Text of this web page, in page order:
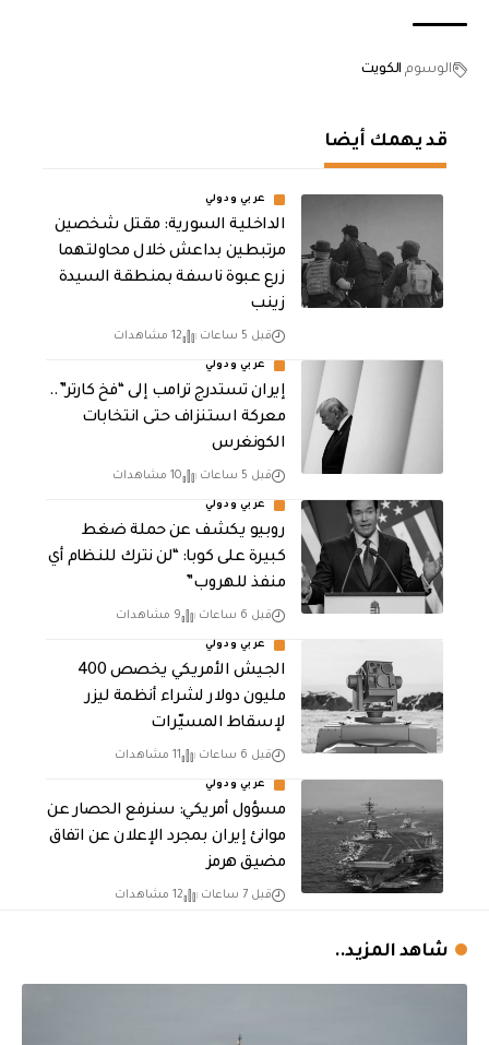
الوسوم الكويت
قد يهمك أيضا
عربي ودولي
الداخلية السورية: مقتل شخصين
مرتبطين بداعش خلال محاولتهما
زرع عبوة ناسفة بمنطقة السيدة
زينب
قبل 5 ساعات 12 مشاهدات
عربي ودولي
إيران تستدرج ترامب إلى “فخ كارتر”..
معركة استنزاف حتى انتخابات
الكونغرس
قبل 5 ساعات 10 مشاهدات
عربي ودولي
روبيو يكشف عن حملة ضغط
كبيرة على كوبا: “لن نترك للنظام أي
منفذ للهروب”
قبل 6 ساعات 9 مشاهدات
عربي ودولي
الجيش الأمريكي يخصص 400
مليون دولار لشراء أنظمة ليزر
لإسقاط المسيّرات
قبل 6 ساعات 11 مشاهدات
عربي ودولي
مسؤول أمريكي: سنرفع الحصار عن
موانئ إيران بمجرد الإعلان عن اتفاق
مضيق هرمز
قبل 7 ساعات 12 مشاهدات
شاهد المزيد..